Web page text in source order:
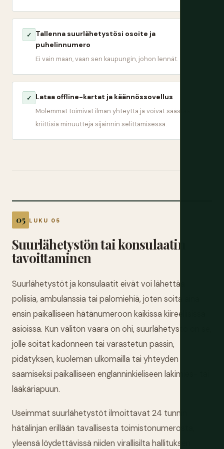
✓ Tallenna suurlähetystösi osoite ja
puhelinnumero
Ei vain maan, vaan sen kaupungin, johon lennät.
✓ Lataa offline-kartat ja käännössovellus
Molemmat toimivat ilman yhteyttä ja voivat säästää
kriittisiä minuutteja sijainnin selittämisessä.
LUKU 05
Suurlähetystön tai konsulaatin
tavoittaminen
Suurlähetystöt ja konsulaatit eivät voi lähettää
poliisia, ambulanssia tai palomiehiä, joten soita aina
ensin paikalliseen hätänumeroon kaikissa kiireellisissä
asioissa. Kun välitön vaara on ohi, suurlähetystö on se,
jolle soitat kadonneen tai varastetun passin,
pidätyksen, kuoleman ulkomailla tai yhteyden
saamiseksi paikalliseen englanninkieliseen lakimies- tai
lääkäriapuun.
Useimmat suurlähetystöt ilmoittavat 24 tunnin
hätälinjan erillään tavallisesta toimistonumerosta,
yleensä löydettävissä niiden virallisilta hallituksen